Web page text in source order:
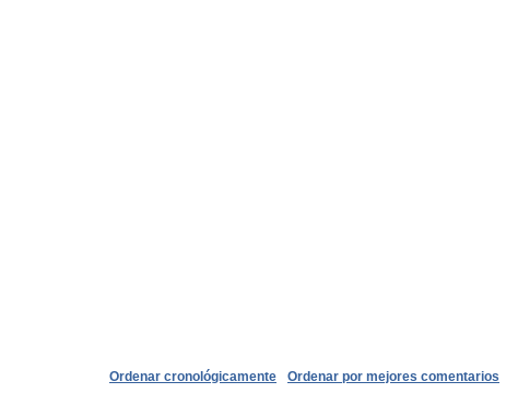
Ordenar por mejores comentarios
Ordenar cronológicamente